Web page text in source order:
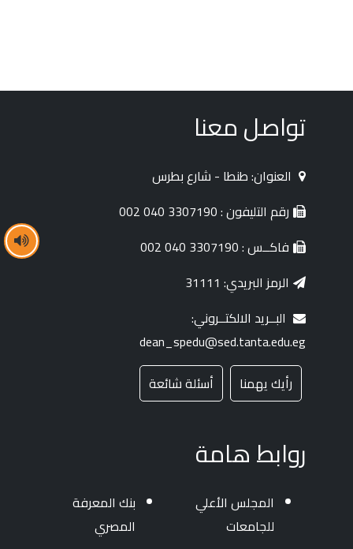
تواصل معنا
العنوان: طنطا - شارع بطرس
رقم التليفون : 3307190 040 002
فاكــس : 3307190 040 002
الرمز البريدي: 31111
البــريد الالكتــروني:
dean_spedu@sed.tanta.edu.eg
رأيك يهمنا
أسئلة شائعة
روابط هامة
المجلس الأعلي
للجامعات
بنك المعرفة
المصري